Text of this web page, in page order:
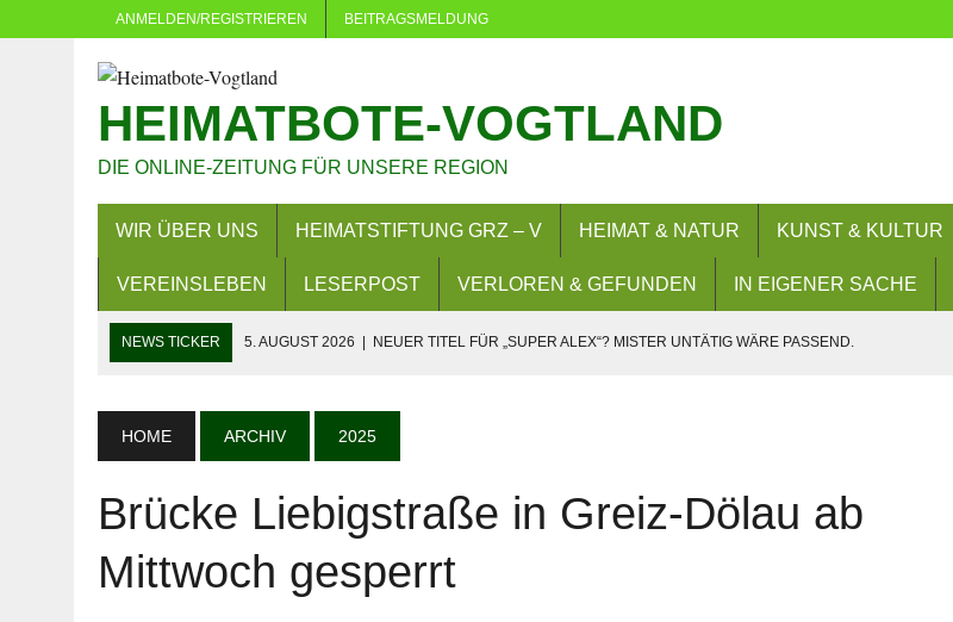
ANMELDEN/REGISTRIEREN BEITRAGSMELDUNG
HEIMATBOTE-VOGTLAND
DIE ONLINE-ZEITUNG FÜR UNSERE REGION
WIR ÜBER UNS HEIMATSTIFTUNG GRZ – V HEIMAT & NATUR KUNST & KULTUR
VEREINSLEBEN LESERPOST VERLOREN & GEFUNDEN IN EIGENER SACHE
NEWS TICKER 5. AUGUST 2026 NEUER TITEL FÜR „SUPER ALEX“? MISTER UNTÄTIG WÄRE PASSEND.
3. AUGUST 2026 | LANDKREIS GREIZ: FAHREN OHNE FAHRERLAUBNIS
29. JULI 2026 SOMMER IN EICH: MEHR ALS 380 KINDER BESUCHEN FLORIANBILDUNGSZENTRUM (FLOBIZ)
HOHER SACHSCHADEN AUF SPIELPLATZ
27. JULI 2026 | WIDERSTAND GEGEN VOLLSTRECKUNGSBEAMTE
HOME ARCHIV 2025
Brücke Liebigstraße in Greiz-Dölau ab
Mittwoch gesperrt